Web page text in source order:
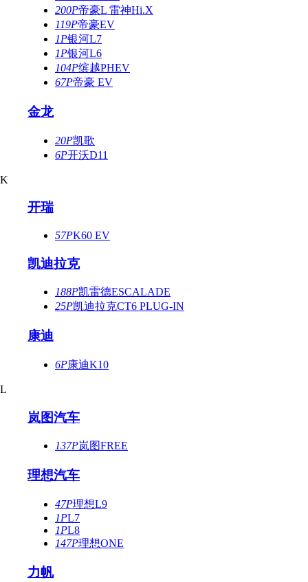
200P帝豪L 雷神Hi.X
119P帝豪EV
1P银河L7
1P银河L6
104P缤越PHEV
67P帝豪 EV
金龙
20P凯歌
6P开沃D11
K
开瑞
57PK60 EV
凯迪拉克
188P凯雷德ESCALADE
25P凯迪拉克CT6 PLUG-IN
康迪
6P康迪K10
L
岚图汽车
137P岚图FREE
理想汽车
47P理想L9
1PL7
1PL8
147P理想ONE
力帆